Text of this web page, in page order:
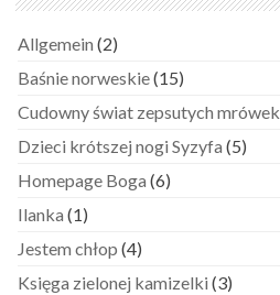
Allgemein (2)
Baśnie norweskie(15)
Cudowny świat zepsutych mrówek
Dzieci krótszej nogi Syzyfa (5)
Homepage Boga (6)
Ilanka (1)
Jestem chłop (4)
Księga zielonej kamizelki (3)